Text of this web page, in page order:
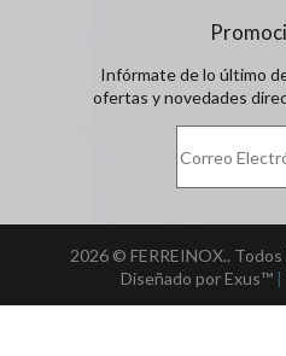
Infórmate de lo último
ofertas y novedades
2026 © FERREINOX..
Diseñado por Exus™ |